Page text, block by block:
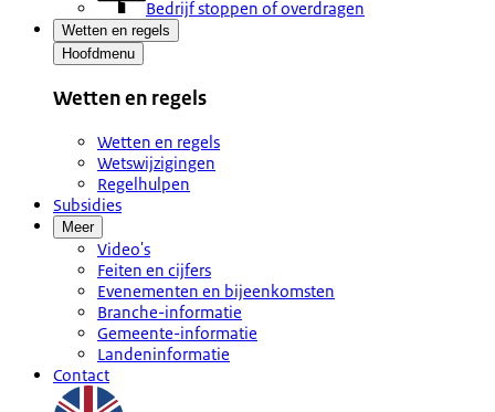
Bedrijf stoppen of overdragen
Wetten en regels
Hoofdmenu
Wetten en regels
Wetten en regels
Wetswijzigingen
Regelhulpen
Subsidies
Meer
Video's
Feiten en cijfers
Evenementen en bijeenkomsten
Branche-informatie
Gemeente-informatie
Landeninformatie
Contact